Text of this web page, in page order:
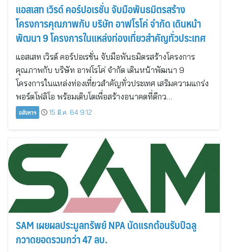
แอสเสท เวิรด์ คอร์ปอเรชั่น จับมือพันธมิตรสร้าง
โครงการคุณภาพกับ บริษัท อาฟโรโค่ จำกัด เดินหน้า
พัฒนา 9 โครงการในแหล่งท่องเที่ยวสำคัญทั่วประเทศ
แอสเสท เวิรด์ คอร์ปอเรชั่น จับมือพันธมิตรสร้างโครงการ
คุณภาพกับ บริษัท อาฟโรโค่ จำกัด เดินหน้าพัฒนา 9
โครงการในแหล่งท่องเที่ยวสำคัญทั่วประเทศ เสริมความแกร่ง
พอร์ตโฟลิโอ พร้อมเติบโตเพื่อสร้างอนาคตที่ดีกว…
อสังหาฯ 15 มี.ค. 64 9:12
SAM เผยผลประมูลทรัพย์ NPA นัดแรกต้อนรับปีฉลู
กวาดยอดรวมกว่า 47 ลบ.